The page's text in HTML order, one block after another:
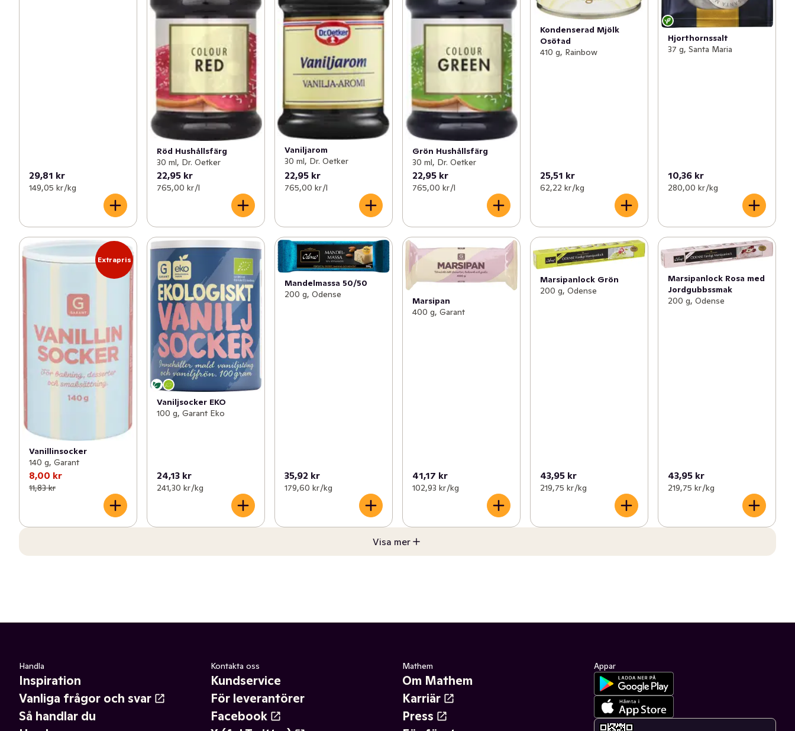
29,81 kr
149,05 kr /kg
Röd Hushållsfärg
30 ml, Dr. Oetker
22,95 kr
765,00 kr /l
Vaniljarom
30 ml, Dr. Oetker
22,95 kr
765,00 kr /l
Grön Hushållsfärg
30 ml, Dr. Oetker
22,95 kr
765,00 kr /l
Kondenserad Mjölk
Osötad
410 g, Rainbow
25,51 kr
62,22 kr /kg
Hjorthornssalt
37 g, Santa Maria
10,36 kr
280,00 kr /kg
Extrapris
Vanillinsocker
140 g, Garant
8,00 kr
11,83 kr
Vaniljsocker EKO
100 g, Garant Eko
24,13 kr
241,30 kr /kg
Mandelmassa 50/50
200 g, Odense
35,92 kr
179,60 kr /kg
Marsipan
400 g, Garant
41,17 kr
102,93 kr /kg
Marsipanlock Grön
200 g, Odense
43,95 kr
219,75 kr /kg
Marsipanlock Rosa med
Jordgubbssmak
200 g, Odense
43,95 kr
219,75 kr /kg
Visa mer
Handla
Inspiration
Vanliga frågor och svar
Så handlar du
Kontakta oss
Kundservice
För leverantörer
Facebook
Mathem
Om Mathem
Karriär
Press
Appar